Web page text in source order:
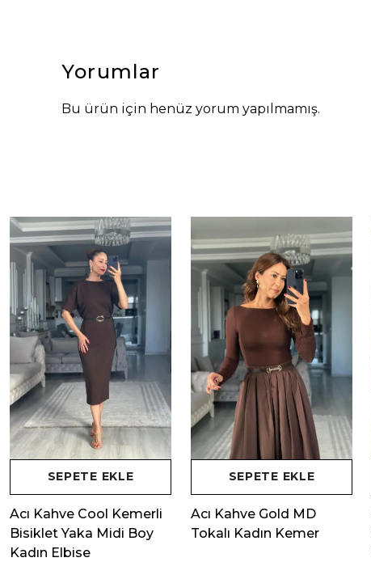
Yorumlar
Bu ürün için henüz yorum yapılmamış.
SEPETE EKLE
Acı Kahve Cool Kemerli
Bisiklet Yaka Midi Boy
Kadın Elbise
SEPETE EKLE
Acı Kahve Gold MD
Tokalı Kadın Kemer